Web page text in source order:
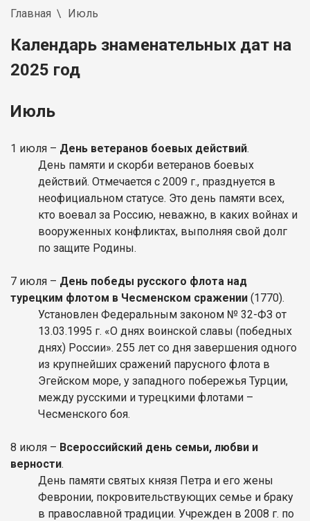
Главная Июль
Календарь знаменательных дат на
2025 год
Июль
1 июля – День ветеранов боевых действий.
День памяти и скорби ветеранов боевых
действий. Отмечается с 2009 г., празднуется в
неофициальном статусе. Это день памяти всех,
кто воевал за Россию, неважно, в каких войнах и
вооруженных конфликтах, выполняя свой долг
по защите Родины.
7 июля – День победы русского флота над
турецким флотом в Чесменском сражении (1770).
Установлен Федеральным законом № 32-ФЗ от
13.03.1995 г. «О днях воинской славы (победных
днях) России». 255 лет со дня завершения одного
из крупнейших сражений парусного флота в
Эгейском море, у западного побережья Турции,
между русскими и турецкими флотами –
Чесменского боя.
8 июля – Всероссийский день семьи, любви и
верности.
День памяти святых князя Петра и его жены
Февронии, покровительствующих семье и браку
в православной традиции. Учрежден в 2008 г. по